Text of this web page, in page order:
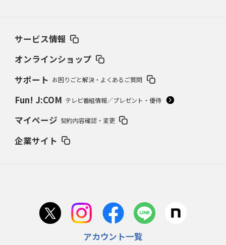
サービス情報
オンラインショップ
サポート お困りごと解決・よくあるご質問
Fun! J:COM テレビ番組情報／プレゼント・優待
マイページ 契約内容確認・変更
企業サイト
アカウント一覧